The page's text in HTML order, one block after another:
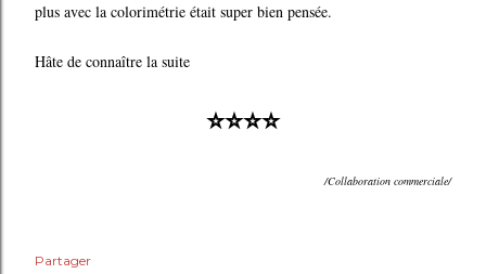
plus avec la colorimétrie était super bien pensée.
Hâte de connaître la suite
⭐⭐⭐⭐
/Collaboration commerciale/
Partager